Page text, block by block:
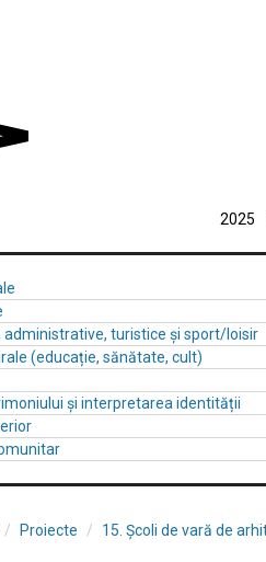
2025
administrative, turistice și sport/loisir
(educație, sănătate, cult)
și interpretarea identității
Proiecte 15. Școli de vară de